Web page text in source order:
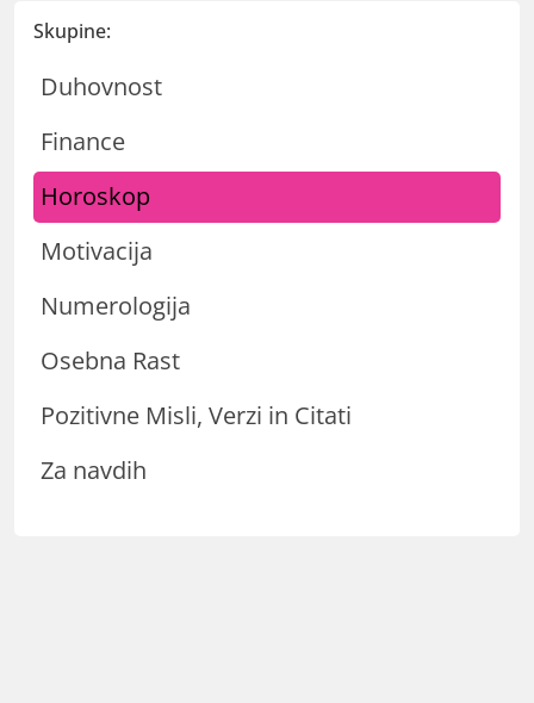
Skupine:
Duhovnost
Finance
Horoskop
Motivacija
Numerologija
Osebna Rast
Pozitivne Misli, Verzi in Citati
Za navdih